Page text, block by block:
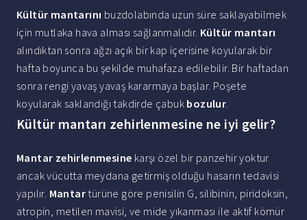
Kültür mantarını buzdolabında uzun süre saklayabilmek
için mutlaka hava alması sağlanmalıdır. Kültür mantarı
alındıktan sonra ağzı açık bir kap içerisine koyularak bir
hafta boyunca bu şekilde muhafaza edilebilir. Bir haftadan
sonra rengi yavaş yavaş kararmaya başlar. Poşete
koyularak saklandığı takdirde çabuk bozulur.
Kültür mantarı zehirlenmesine ne iyi gelir?
Mantar zehirlenmesine karşı özel bir panzehir yoktur
ancak vücutta meydana getirmiş olduğu hasarın tedavisi
yapılır. Mantar türüne göre penisilin G, silibinin, piridoksin,
atropin, metilen mavisi, ve mide yıkanması ile aktif kömür